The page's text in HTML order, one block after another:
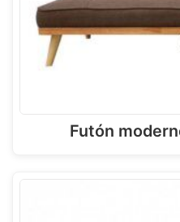
Futón